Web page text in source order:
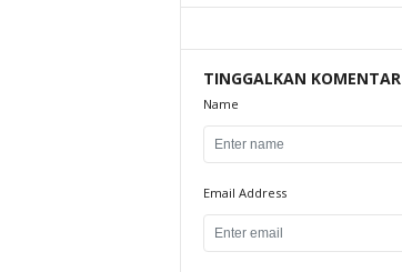
TINGGALKAN KOMENTAR
Name
Email Address